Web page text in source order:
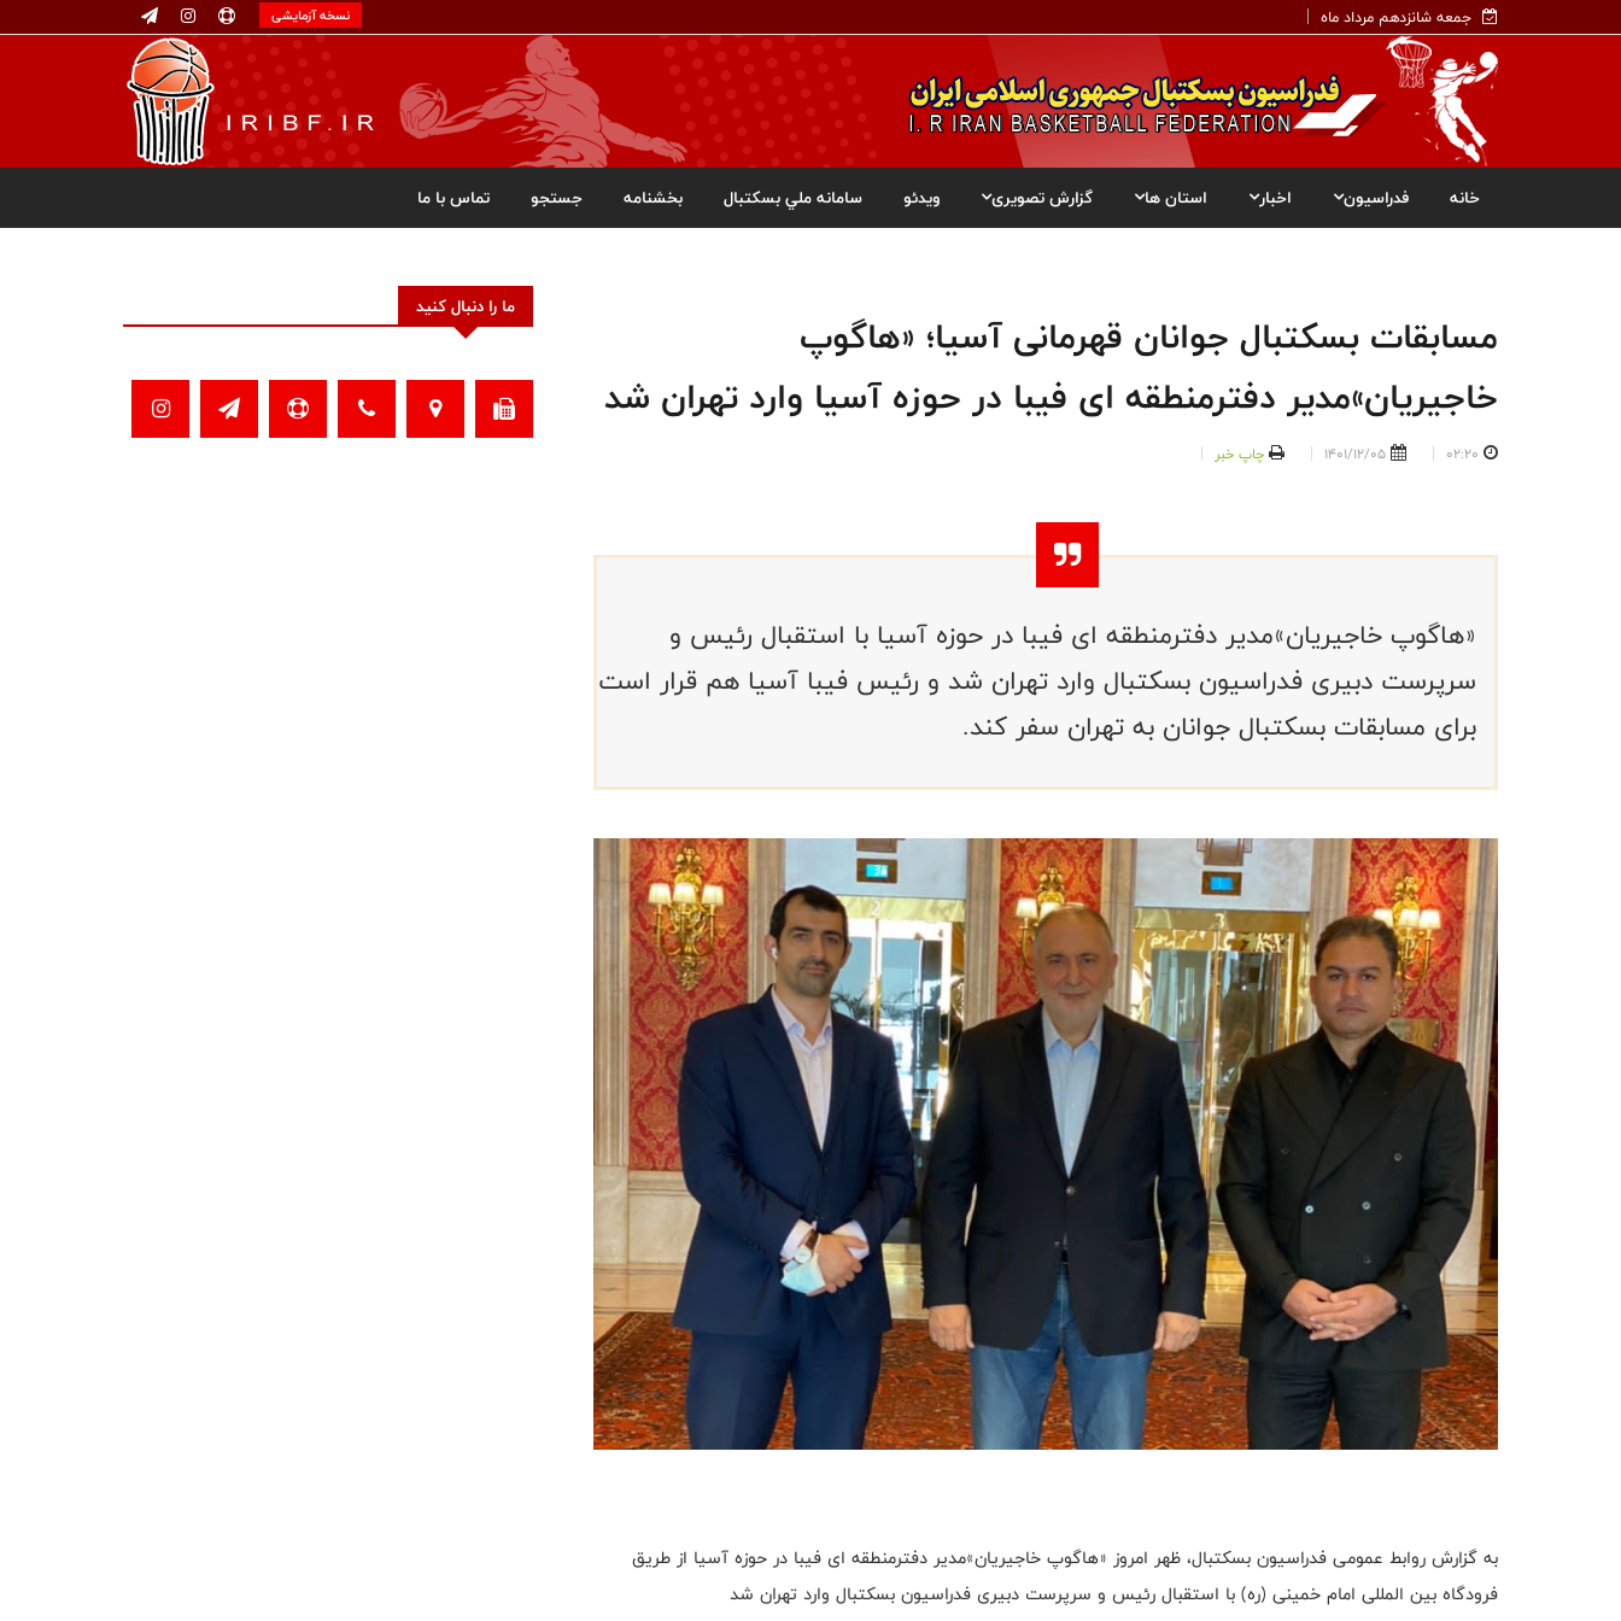
جمعه شانزدهم مرداد ماه نسخه آزمایشی
خانه فدراسیون اخبار استان ها گزارش تصویری ویدئو سامانه ملي بسکتبال بخشنامه جستجو تماس با ما
مسابقات بسکتبال جوانان قهرمانی آسیا؛ «هاگوپ
خاجیریان»مدیر دفترمنطقه ای فیبا در حوزه آسیا وارد تهران شد
02:20
1401/12/05 چاپ خبر
«هاگوپ خاجیریان»مدیر دفترمنطقه ای فیبا در حوزه آسیا با استقبال رئیس و
سرپرست دبیری فدراسیون بسکتبال وارد تهران شد و رئیس فیبا آسیا هم قرار است
برای مسابقات بسکتبال جوانان به تهران سفر کند.
به گزارش روابط عمومی فدراسیون بسکتبال، ظهر امروز «هاگوپ خاجیریان»مدیر دفترمنطقه ای فیبا در حوزه آسیا از طریق
فرودگاه بین المللی امام خمینی (ره) با استقبال رئیس و سرپرست دبیری فدراسیون بسکتبال وارد تهران شد
ما را دنبال کنید